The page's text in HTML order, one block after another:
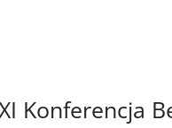
Konferencja